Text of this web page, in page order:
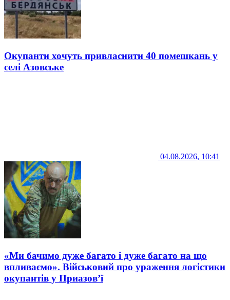
Окупанти хочуть привласнити 40 помешкань у
селі Азовське
04.08.2026, 10:41
«Ми бачимо дуже багато і дуже багато на що
впливаємо». Військовий про ураження логістики
окупантів у Приазов’ї